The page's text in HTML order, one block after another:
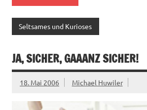
Seltsames und Kurioses
JA, SICHER, GAAANZ SICHER!
18. Mai 2006 Michael Huwiler